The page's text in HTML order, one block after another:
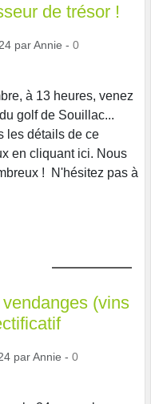
de trésor !
parAnnie - 0
à 13 heures, venez
golf de Souillac...
les détails de ce
en cliquant ici. Nous
! N'hésitez pas à
(vins
parAnnie - 0